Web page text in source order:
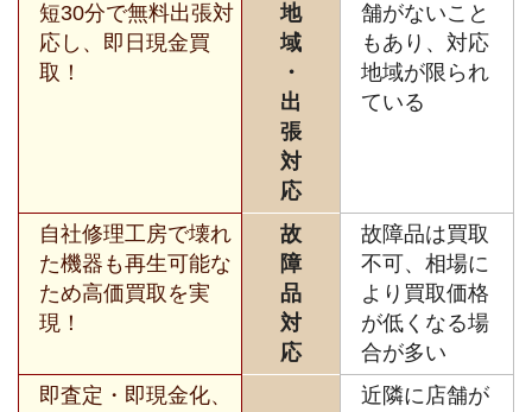
短30分で無料出張対
応し、即日現金買
取！
地
域
・
出
張
対
応
舗がないこと
もあり、対応
地域が限られ
ている
自社修理工房で壊れ
た機器も再生可能な
ため高価買取を実
現！
故
障
品
対
応
故障品は買取
不可、相場に
より買取価格
が低くなる場
合が多い
即査定・即現金化、
近隣に店舗が